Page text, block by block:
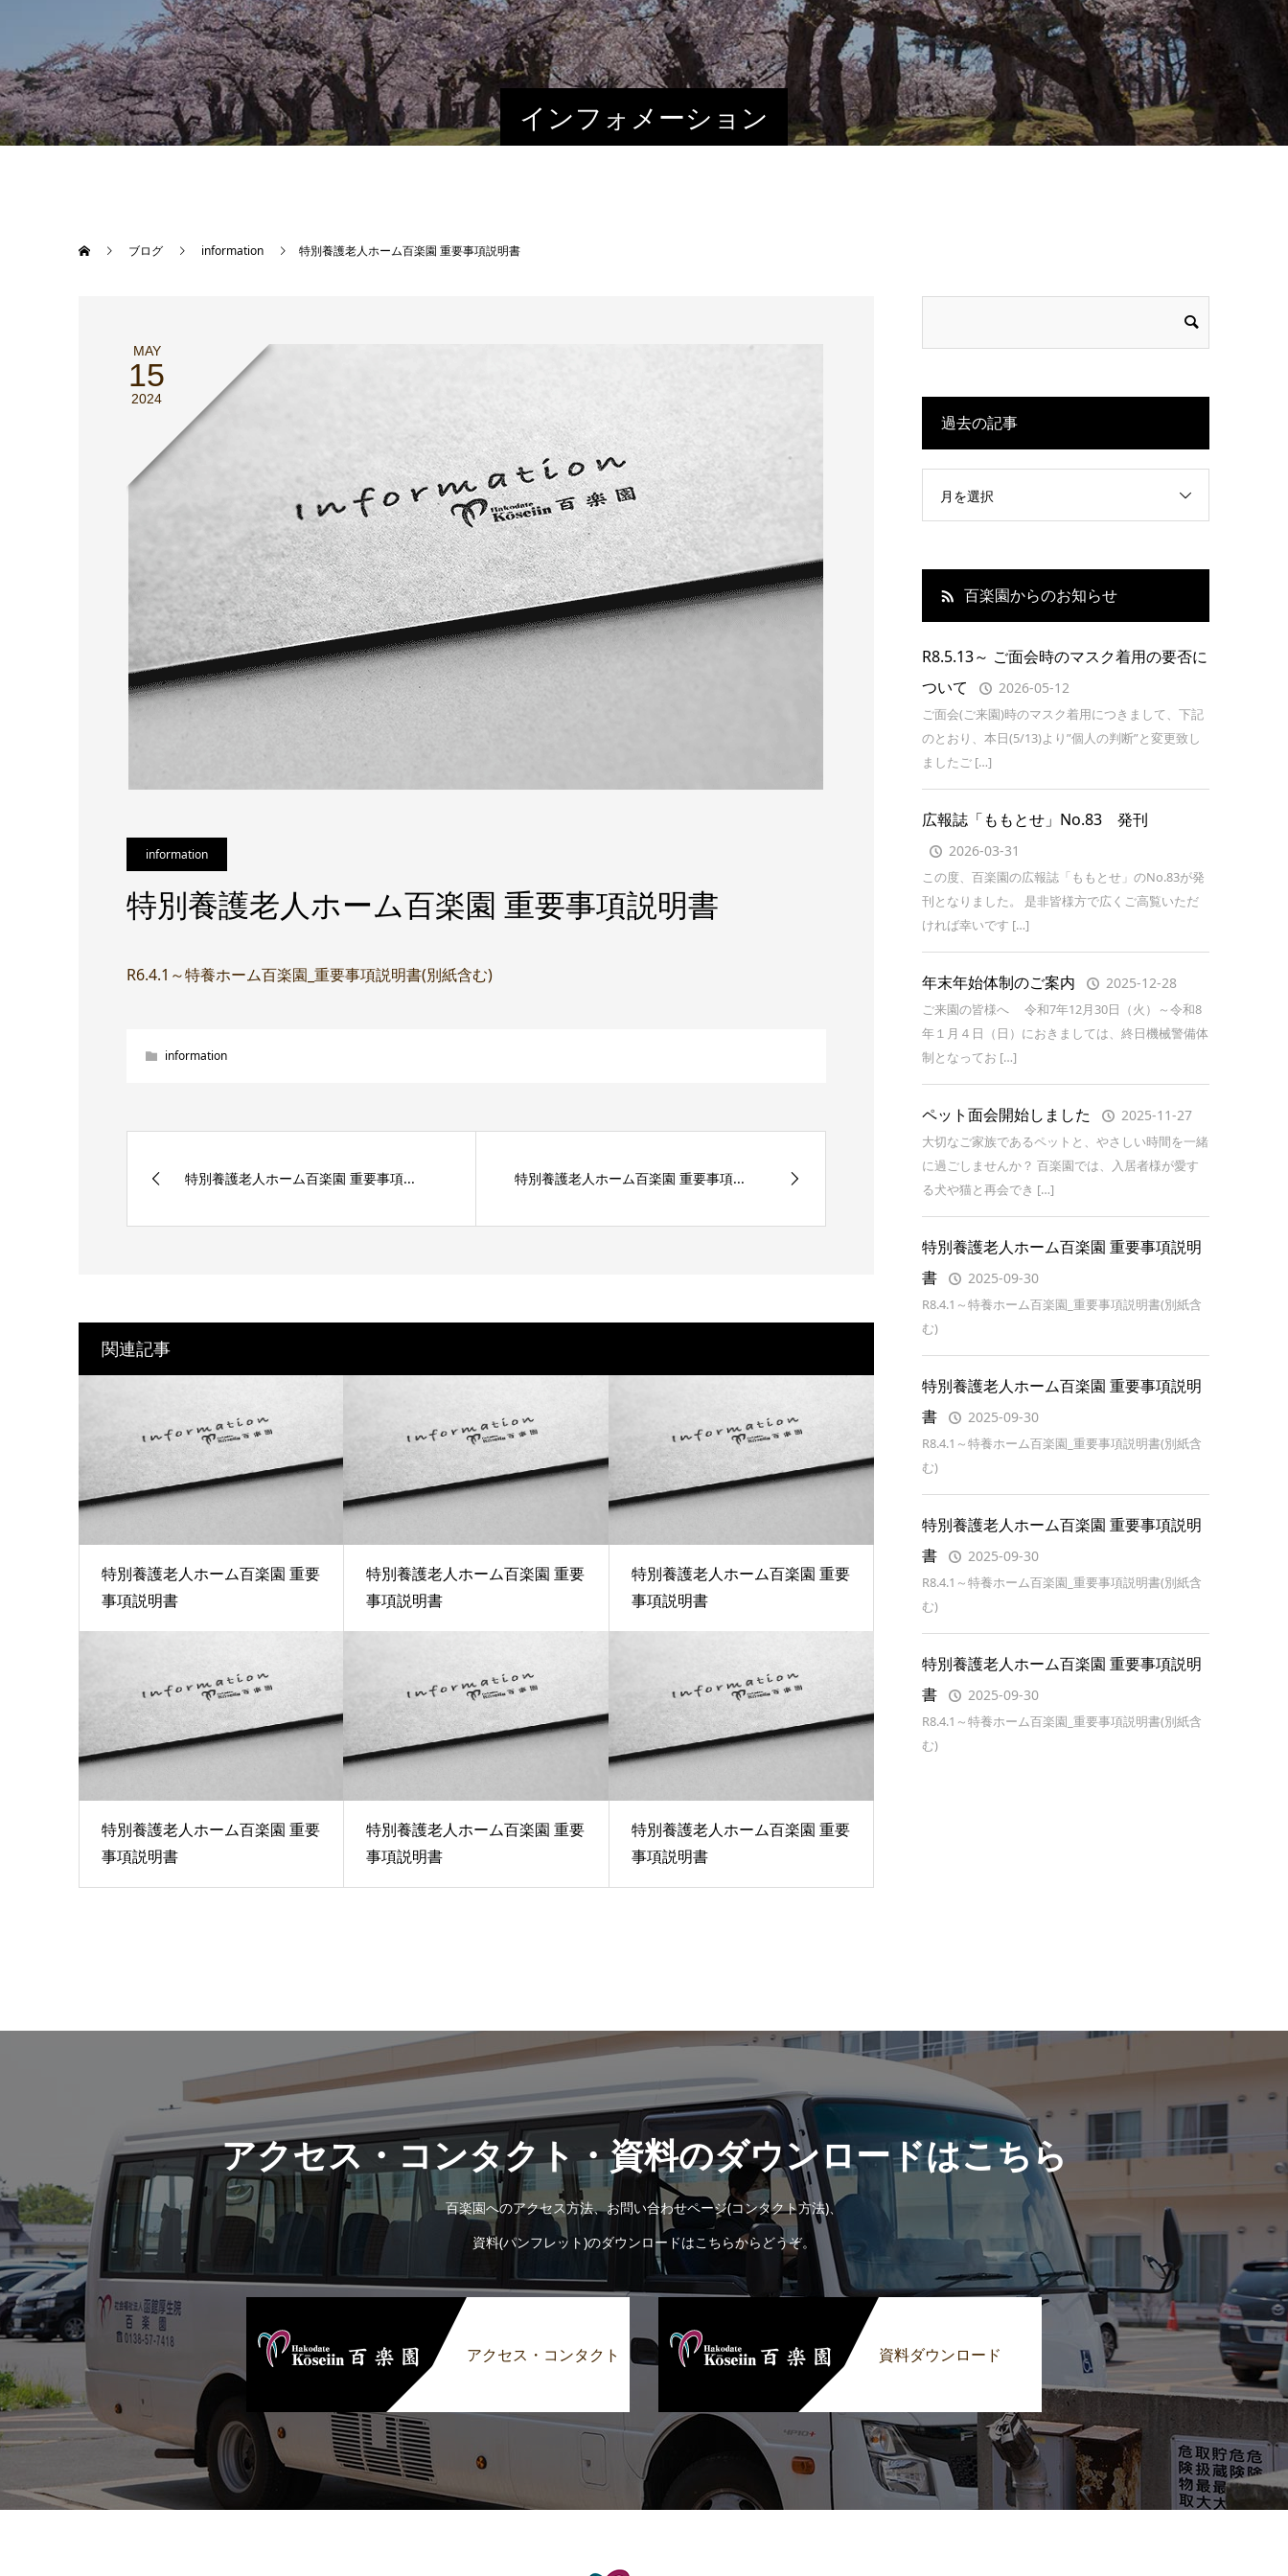
インフォメーション
ブログ information 特別養護老人ホーム百楽園 重要事項説明書
MAY
15
2024
information
特別養護老人ホーム百楽園 重要事項説明書
R6.4.1～特養ホーム百楽園_重要事項説明書(別紙含む)
information
特別養護老人ホーム百楽園 重要事項... 特別養護老人ホーム百楽園 重要事項...
関連記事
特別養護老人ホーム百楽園 重要
事項説明書
特別養護老人ホーム百楽園 重要
事項説明書
特別養護老人ホーム百楽園 重要
事項説明書
特別養護老人ホーム百楽園 重要
事項説明書
特別養護老人ホーム百楽園 重要
事項説明書
特別養護老人ホーム百楽園 重要
事項説明書
過去の記事
月を選択
百楽園からのお知らせ
R8.5.13～ ご面会時のマスク着用の要否に
ついて
2026-05-12
ご面会(ご来園)時のマスク着用につきまして、下記
のとおり、本日(5/13)より”個人の判断”と変更致し
ましたご […]
広報誌「ももとせ」No.83 発刊
2026-03-31
この度、百楽園の広報誌「ももとせ」のNo.83が発
刊となりました。 是非皆様方で広くご高覧いただ
ければ幸いです […]
年末年始体制のご案内 2025-12-28
ご来園の皆様へ 令和7年12月30日（火）～令和8
年１月４日（日）におきましては、終日機械警備体
制となってお […]
ペット面会開始しました 2025-11-27
大切なご家族であるペットと、やさしい時間を一緒
に過ごしませんか？ 百楽園では、入居者様が愛す
る犬や猫と再会でき […]
特別養護老人ホーム百楽園 重要事項説明
書
2025-09-30
R8.4.1～特養ホーム百楽園_重要事項説明書(別紙含
む)
特別養護老人ホーム百楽園 重要事項説明
書
2025-09-30
R8.4.1～特養ホーム百楽園_重要事項説明書(別紙含
む)
特別養護老人ホーム百楽園 重要事項説明
書
2025-09-30
R8.4.1～特養ホーム百楽園_重要事項説明書(別紙含
む)
特別養護老人ホーム百楽園 重要事項説明
書
2025-09-30
R8.4.1～特養ホーム百楽園_重要事項説明書(別紙含
む)
アクセス・コンタクト・資料のダウンロードはこちら
百楽園へのアクセス方法、お問い合わせページ(コンタクト方法)、
資料(パンフレット)のダウンロードはこちらからどうぞ。
アクセス・コンタクト 資料ダウンロード